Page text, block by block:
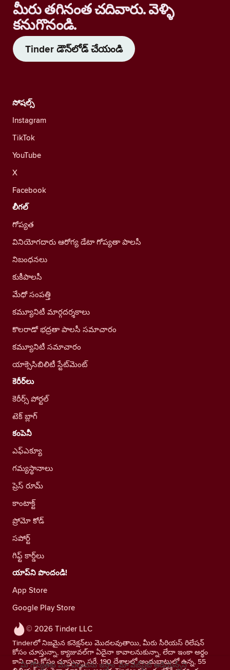
మీరు తగినంత చదివారు. వెళ్ళి
కనుగొనండి.
Tinder డౌన్‌లోడ్ చేయండి
© 2026 Tinder LLC
Tinderలో నిజమైన కనెక్షన్‌లు మొదలవుతాయి, మీరు సీరియస్ రిలేషన్
కోసం చూస్తున్నా, క్యాజువల్‌గా ఏదైనా కావాలనుకున్నా, లేదా ఇంకా అర్థం
కాని దాని కోసం చూస్తున్నా సరే. 190 దేశాలలో అందుబాటులో ఉన్న, 55
సోషల్స్
Instagram
TikTok
YouTube
X
Facebook
లీగల్
గోప్యత
వినియోగదారు ఆరోగ్య డేటా గోప్యతా పాలసీ
నిబంధనలు
కుకీపాలసీ
మేధో సంపత్తి
కమ్యూనిటీ మార్గదర్శకాలు
కొలరాడో భద్రతా పాలసీ సమాచారం
కమ్యూనిటీ సమాచారం
యాక్సెసిబిలిటీ స్టేట్‌మెంట్
కెరీర్‌లు
కెరీర్స్ పోర్టల్
టెక్ బ్లాగ్
కంపెనీ
ఎఫ్ఎక్యూ
గమ్యస్థానాలు
ప్రెస్ రూమ్
కాంటాక్ట్
ప్రోమో కోడ్
సపోర్ట్
గిఫ్ట్ కార్డ్‌లు
యాప్‌ని పొందండి!
App Store
Google Play Store
మీ గోప్యతకు మేం విలువను ఇస్తాం. మా వెబ్‌సైట్ ఆడియెన్స్‌ని